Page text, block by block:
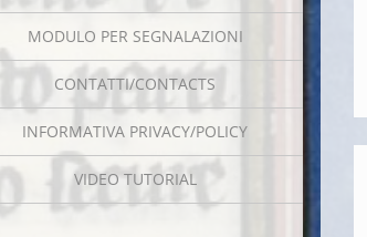
MODULO PER SEGNALAZIONI
CONTATTI/CONTACTS
INFORMATIVA PRIVACY/POLICY
VIDEO TUTORIAL